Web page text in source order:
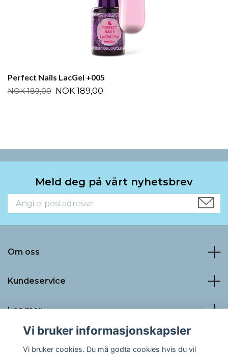
Perfect Nails LacGel +005
NOK 189,00 NOK 189,00
Meld deg på vårt nyhetsbrev
Om oss
Kundeservice
Les mer
Vi bruker informasjonskapsler
Vi bruker cookies. Du må godta cookies hvis du vil